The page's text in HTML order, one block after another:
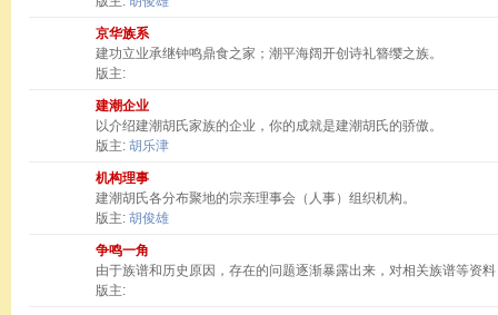
京华族系
建功立业承继钟鸣鼎食之家；潮平海阔开创诗礼簪缨之族。
版主:
建潮企业
以介绍建潮胡氏家族的企业，你的成就是建潮胡氏的骄傲。
版主: 胡乐津
机构理事
建潮胡氏各分布聚地的宗亲理事会（人事）组织机构。
版主: 胡俊雄
争鸣一角
由于族谱和历史原因，存在的问题逐渐暴露出来，对相关族谱等资
版主: